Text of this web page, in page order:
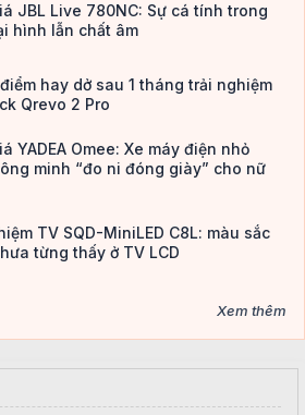
JBL Live 780NC: Sự cá tính trong
hình lẫn chất âm
hay dở sau 1 tháng trải nghiệm
Qrevo 2 Pro
YADEA Omee: Xe máy điện nhỏ
minh “đo ni đóng giày” cho nữ
TV SQD-MiniLED C8L: màu sắc
từng thấy ở TV LCD
Xem thêm